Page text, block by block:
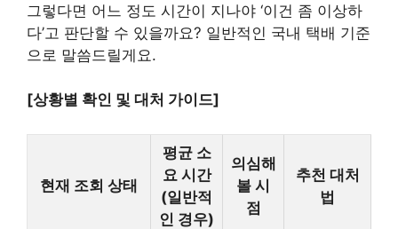
그렇다면 어느 정도 시간이 지나야 ‘이건 좀 이상하
다’고 판단할 수 있을까요? 일반적인 국내 택배 기준
으로 말씀드릴게요.
[상황별 확인 및 대처 가이드]
현재 조회 상태
평균 소
요 시간
(일반적
인 경우)
의심해
볼 시
점
추천 대처
법